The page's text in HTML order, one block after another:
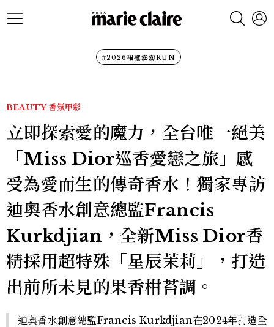
#2026裙襬澎澎RUN
BEAUTY 香氛甲彩
立即探索愛的魔力，全台唯一絕美
「Miss Dior巡香愛戀之旅」感
受為愛而生的傳奇香水！獨家專訪
迪奧香水創意總監Francis
Kurkdjian，全新Miss Dior香
精採用超特殊「星辰茉莉」，打造
出前所未見的果香柑苔調。
迪奧香水創意總監Francis Kurkdjian在2024年打造全